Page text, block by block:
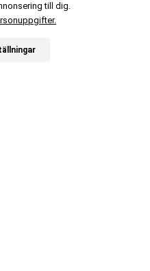
till dig.